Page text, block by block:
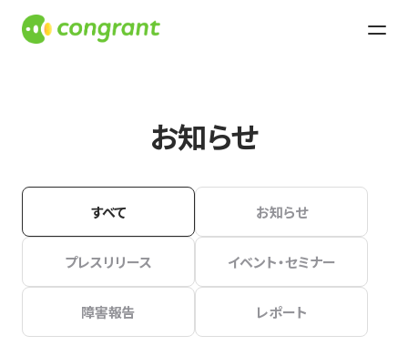
お知らせ
すべて お知らせ
プレスリリース イベント・セミナー
障害報告 レポート